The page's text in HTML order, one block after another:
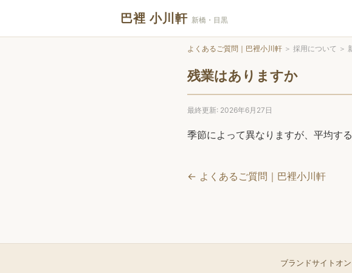
巴裡 小川軒 新橋・目黒
よくあるご質問｜巴裡小川軒 ＞ 採用について ＞
残業はありますか
最終更新: 2026年6月27日
季節によって異なりますが、平均す
← よくあるご質問｜巴裡小川軒
ブランドサイト オ